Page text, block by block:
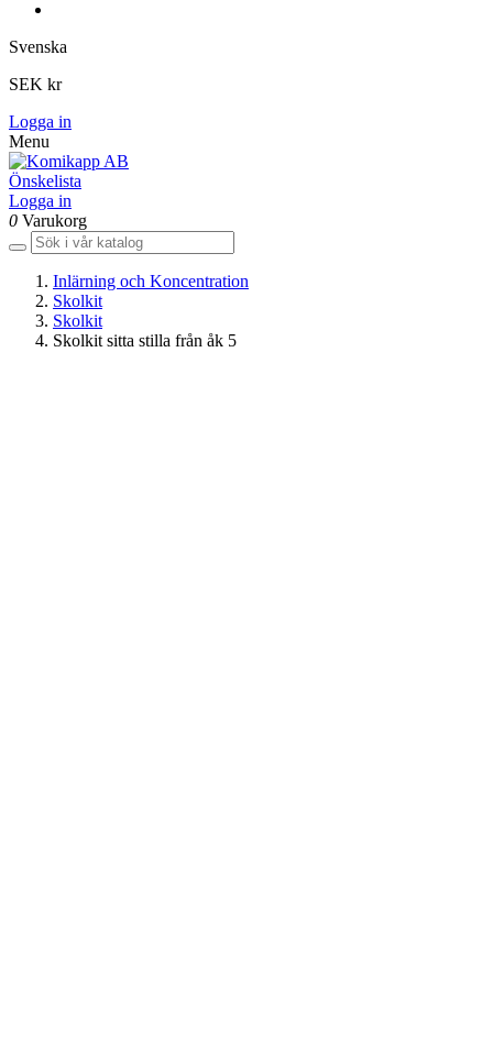
Svenska
SEK kr
Logga in
Menu
Önskelista
Logga in
0 Varukorg
Inlärning och Koncentration
Skolkit
Skolkit
Skolkit sitta stilla från åk 5